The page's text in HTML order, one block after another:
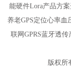
能硬件Lora产品方
养老GPS定位心率
联网GPRS蓝牙透
版权所